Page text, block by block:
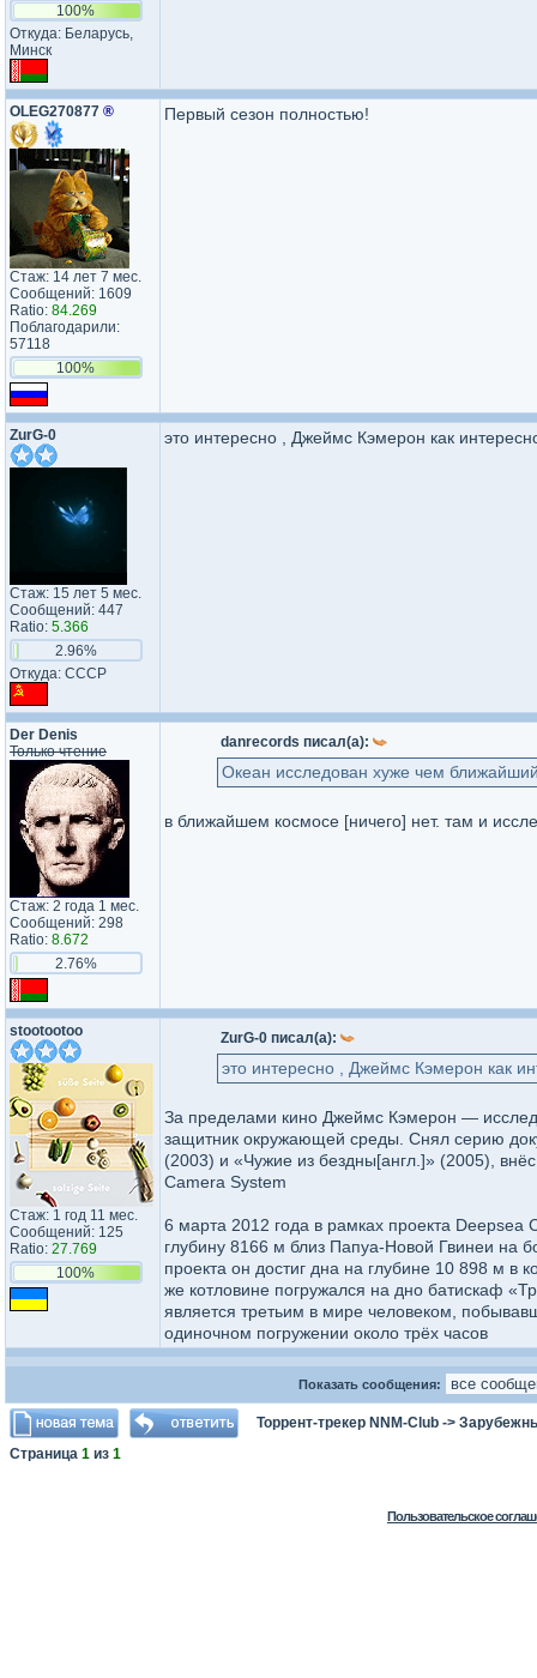
100%
Откуда: Беларусь,
Минск
OLEG270877 ®
Стаж: 14 лет 7 мес.
Сообщений: 1609
Ratio: 84.269
Поблагодарили:
57118
100%
Первый сезон полностью!
ZurG-0
Стаж: 15 лет 5 мес.
Сообщений: 447
Ratio: 5.366
2.96%
Откуда: СССР
это интересно , Джеймс Кэмерон как
Der Denis
Только чтение
Стаж: 2 года 1 мес.
Сообщений: 298
Ratio: 8.672
2.76%
danrecords писал(а):
Океан исследован хуже чем
в ближайшем космосе [ничего] нет. там и
stootootoo
Стаж: 1 год 11 мес.
Сообщений: 125
Ratio: 27.769
100%
ZurG-0 писал(а):
это интересно , Джеймс Кэмерон как
За пределами кино Джеймс Кэмерон —
защитник окружающей среды. Снял серию
(2003) и «Чужие из бездны[англ.]» (2005),
Camera System
6 марта 2012 года в рамках проекта
глубину 8166 м близ Папуа-Новой Гвинеи на
проекта он достиг дна на глубине 10 898 м
же котловине погружался на дно батискаф
является третьим в мире человеком,
одиночном погружении около трёх часов
Показать сообщения:
Торрент-трекер NNM-Club ->
Страница 1 из 1
Пользовательское